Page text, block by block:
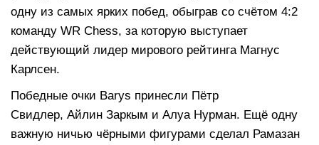
одну из самых ярких побед, обыграв со счётом 4:2
команду WR Chess, за которую выступает
действующий лидер мирового рейтинга Магнус
Карлсен.
Победные очки Barys принесли Пётр
Свидлер, Айлин Заркым и Алуа Нурман. Ещё одну
важную ничью чёрными фигурами сделал Рамазан